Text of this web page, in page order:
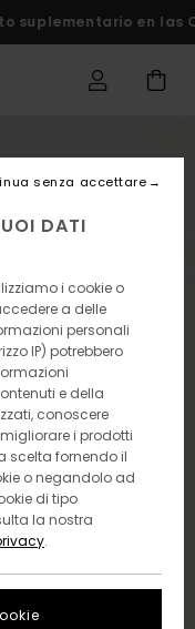
suplementario en
DATI
i cookie o
a delle
personali
IP) potrebbero
e della
conoscere
i prodotti
scelta fornendo il
o negandolo ad
di tipo
la nostra
.
senza accettare